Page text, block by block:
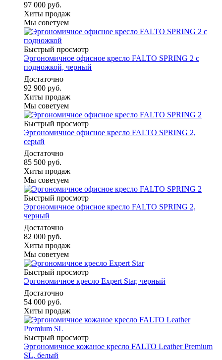
97 000 руб.
Хиты продаж
Мы советуем
Быстрый просмотр
Эргономичное офисное кресло FALTO SPRING 2 с
подножкой, черный
Достаточно
92 900 руб.
Хиты продаж
Мы советуем
Быстрый просмотр
Эргономичное офисное кресло FALTO SPRING 2,
серый
Достаточно
85 500 руб.
Хиты продаж
Мы советуем
Быстрый просмотр
Эргономичное офисное кресло FALTO SPRING 2,
черный
Достаточно
82 000 руб.
Хиты продаж
Мы советуем
Быстрый просмотр
Эргономичное кресло Expert Star, черный
Достаточно
54 000 руб.
Хиты продаж
Быстрый просмотр
Эргономичное кожаное кресло FALTO Leather Premium
SL, белый